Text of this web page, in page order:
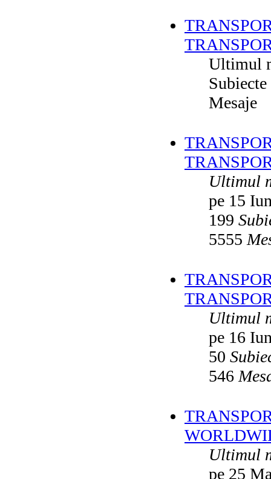
Ultimul
Subiecte
Mesaje
Ultimul
pe 15
199
5555
Ultimul
pe 16
50
546
Ultimul
pe 25